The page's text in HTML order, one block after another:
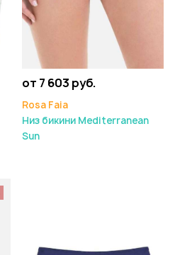
от 7 603 руб.
Rosa Faia
Низ бикини Mediterranean
Sun